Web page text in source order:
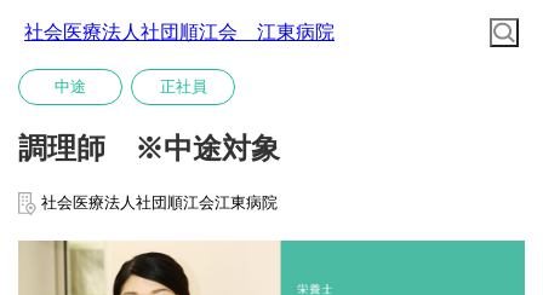
社会医療法人社団順江会 江東病院
中途 正社員
調理師 ※中途対象
社会医療法人社団順江会江東病院